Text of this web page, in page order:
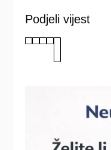
Podjeli vijest